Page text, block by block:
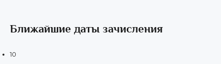
Ближайшие даты зачисления
10